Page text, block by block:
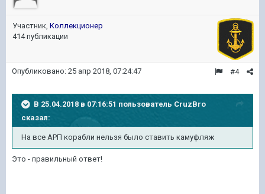
Участник, Коллекционер
414 публикации
#4
Опубликовано: 25 апр 2018, 07:24:47
В 25.04.2018 в 07:16:51 пользователь CruzBro
сказал:
На все АРП корабли нельзя было ставить камуфляж
Это - правильный ответ!